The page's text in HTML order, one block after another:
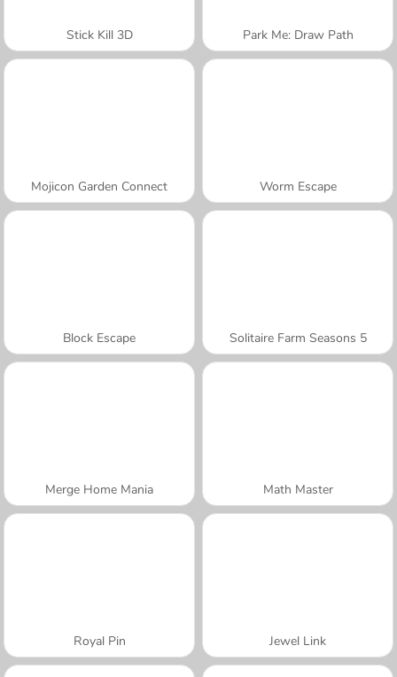
Stick Kill 3D Park Me: Draw Path
Mojicon Garden Connect Worm Escape
Block Escape Solitaire Farm Seasons 5
Merge Home Mania Math Master
Royal Pin Jewel Link